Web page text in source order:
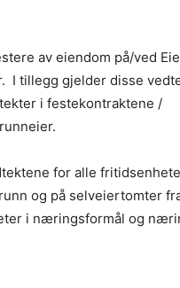
av eiendom på/ved
I tillegg gjelder disse
i festekontraktene /
for alle
og på selveiertomter
i næringsformål og